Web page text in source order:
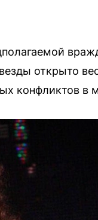
открыто
конфликтов в